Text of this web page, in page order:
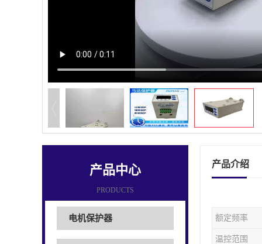
产品中心
PRODUCTS
电机保护器
产品介绍
额定频率
温控范围